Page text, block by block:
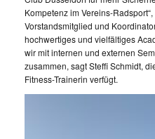
Kompetenz im Vereins-
Vorstandsmitglied und
hochwertiges und vielfältiges
wir mit internen und externen
zusammen, sagt Steffi Schmidt,
Fitness-Trainerin verfügt.